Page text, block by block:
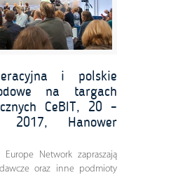
i polskie
na targach
CeBIT, 20 –
Hanower
Europe Network zapraszają
oraz inne podmioty